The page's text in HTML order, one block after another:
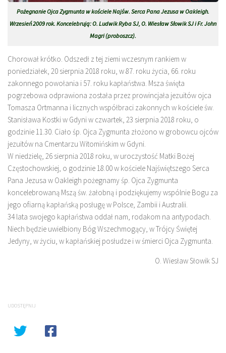
Pożegnanie Ojca Zygmunta w kościele Najśw. Serca Pana Jezusa w Oakleigh.
Wrzesień 2009 rok. Koncelebrują: O. Ludwik Ryba SJ, O. Wiesław Słowik SJ i Fr. John
Magri (proboszcz).
Chorował krótko. Odszedł z tej ziemi wczesnym rankiem w
poniedziałek, 20 sierpnia 2018 roku, w 87. roku życia, 66. roku
zakonnego powołania i 57. roku kapłaństwa. Msza święta
pogrzebowa odprawiona została przez prowincjała jezuitów ojca
Tomasza Ortmanna i licznych współbraci zakonnych w kościele św.
Stanisława Kostki w Gdyni w czwartek, 23 sierpnia 2018 roku, o
godzinie 11.30. Ciało śp. Ojca Zygmunta złożono w grobowcu ojców
jezuitów na Cmentarzu Witomińskim w Gdyni.
W niedzielę, 26 sierpnia 2018 roku, w uroczystość Matki Bożej
Częstochowskiej, o godzinie 18.00 w kościele Najświętszego Serca
Pana Jezusa w Oakleigh pożegnamy śp. Ojca Zygmunta
koncelebrowaną Mszą św. żałobną i podziękujemy wspólnie Bogu za
jego ofiarną kapłańską posługę w Polsce, Zambii i Australii.
34 lata swojego kapłaństwa oddał nam, rodakom na antypodach.
Niech będzie uwielbiony Bóg Wszechmogący, w Trójcy Świętej
Jedyny, w życiu, w kapłańskiej posłudze i w śmierci Ojca Zygmunta.
O. Wiesław Słowik SJ
UDOSTĘPNIJ